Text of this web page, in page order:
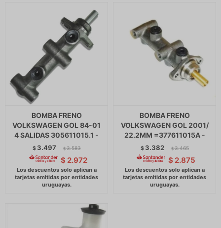
BOMBA FRENO
VOLKSWAGEN GOL 84-01
4 SALIDAS 305611015.1 -
$ 3.497 $ 3.583
$ 2.972
BOMBA FRENO
VOLKSWAGEN GOL 2001/
22.2MM =377611015A -
$ 3.382 $ 3.465
$ 2.875